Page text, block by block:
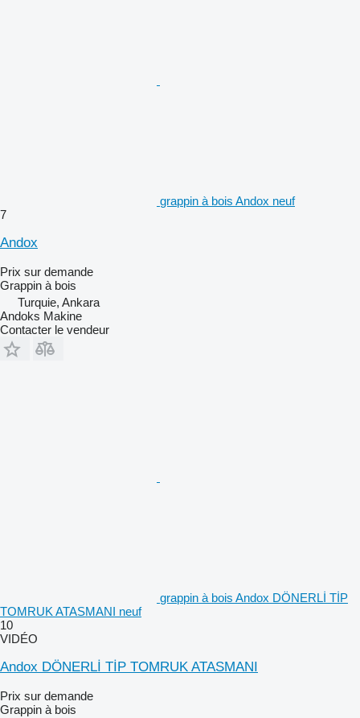
grappin à bois Andox neuf
7
Andox
Prix sur demande
Grappin à bois
Turquie, Ankara
Andoks Makine
Contacter le vendeur
grappin à bois Andox DÖNERLİ TİP
TOMRUK ATASMANI neuf
10
VIDÉO
Andox DÖNERLİ TİP TOMRUK ATASMANI
Prix sur demande
Grappin à bois